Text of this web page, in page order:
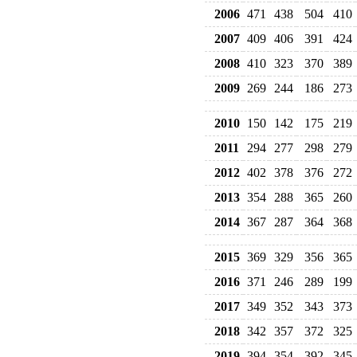
2006 471 438 504
410
2007 409 406 391
424
2008 410 323 370
389
2009 269 244 186 273
2010 150 142 175
219
2011
294 277 298
279
2012 402 378 376
272
2013 354 288 365
260
2014 367 287 364 368
2015 369 329 356
365
2016 371 246 289
199
2017 349 352 343
373
2018 342 357 372
325